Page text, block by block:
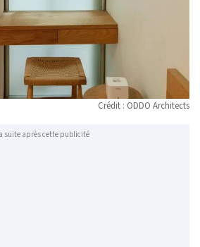
Crédit : ODDO Architects
suite après cette publicité